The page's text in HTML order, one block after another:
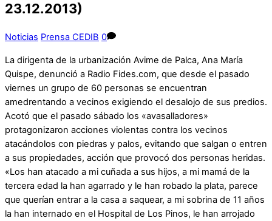
23.12.2013)
Noticias Prensa CEDIB 0
La dirigenta de la urbanización Avime de Palca, Ana María
Quispe, denunció a Radio Fides.com, que desde el pasado
viernes un grupo de 60 personas se encuentran
amedrentando a vecinos exigiendo el desalojo de sus predios.
Acotó que el pasado sábado los «avasalladores»
protagonizaron acciones violentas contra los vecinos
atacándolos con piedras y palos, evitando que salgan o entren
a sus propiedades, acción que provocó dos personas heridas.
«Los han atacado a mi cuñada a sus hijos, a mi mamá de la
tercera edad la han agarrado y le han robado la plata, parece
que querían entrar a la casa a saquear, a mi sobrina de 11 años
la han internado en el Hospital de Los Pinos, le han arrojado